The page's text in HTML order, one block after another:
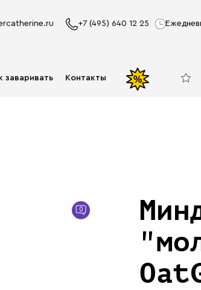
+7 (495) 640 12 25
заваривать Контакты %
0